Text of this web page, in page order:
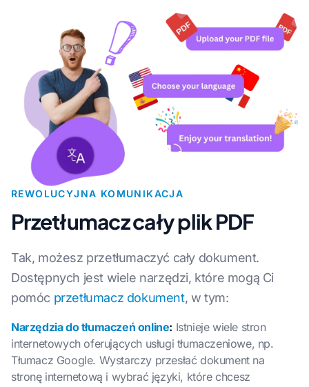
REWOLUCYJNA KOMUNIKACJA
Przetłumacz cały plik PDF
Tak, możesz przetłumaczyć cały dokument.
Dostępnych jest wiele narzędzi, które mogą Ci
pomóc przetłumacz dokument, w tym:
Narzędzia do tłumaczeń online: Istnieje wiele stron
internetowych oferujących usługi tłumaczeniowe, np.
Tłumacz Google. Wystarczy przesłać dokument na
stronę internetową i wybrać języki, które chcesz